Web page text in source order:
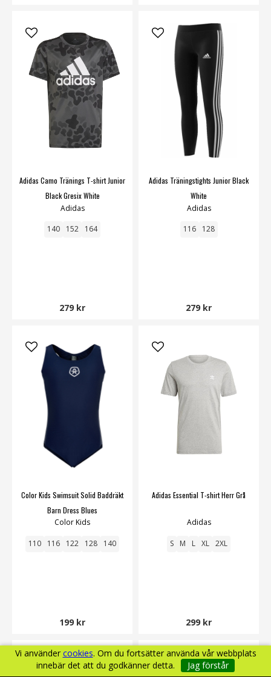
Vi använder cookies. Om du fortsätter använda vår webbplats
innebär det att du godkänner detta.
Jag förstår
Adidas Camo Tränings T-shirt Junior
Black Gresix White
Adidas
140 152 164
279 kr
Adidas Träningstights Junior Black
White
Adidas
116 128
279 kr
Color Kids Swimsuit Solid Baddräkt
Barn Dress Blues
Color Kids
110 116 122 128 140
199 kr
Adidas Essential T-shirt Herr Grå
Adidas
S M L XL 2XL
299 kr